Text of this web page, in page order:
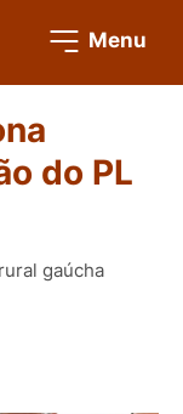
Menu
do PL
gaúcha